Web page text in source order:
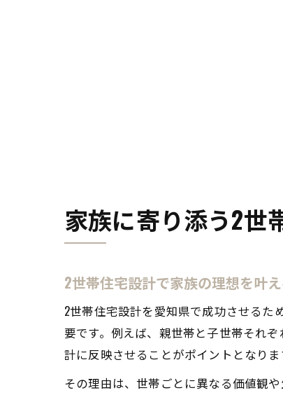
家族に寄り添う2世
2世帯住宅設計で家族の理想を叶
2世帯住宅設計を愛知県で成功させる
要です。例えば、親世帯と子世帯それ
計に反映させることがポイントとなりま
その理由は、世帯ごとに異なる価値観